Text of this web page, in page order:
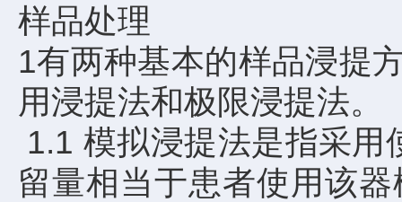
样品处理
1有两种基本的样品浸提
用浸提法和极限浸提法。
1.1 模拟浸提法是指采
留量相当于患者使用该